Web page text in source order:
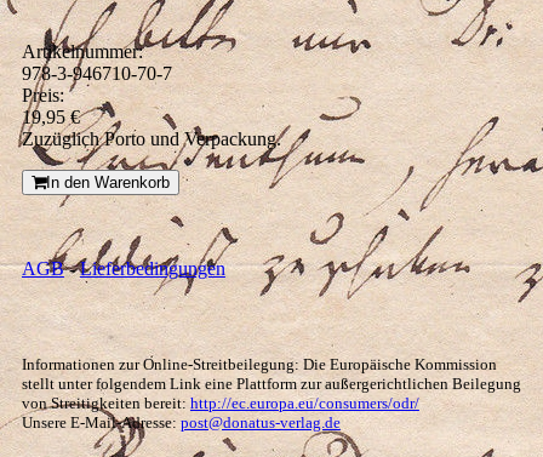
Artikelnummer:
978-3-946710-70-7
Preis:
19,95 €
Zuzüglich Porto und Verpackung.
In den Warenkorb
AGB-Lieferbedingungen
Informationen zur Online-Streitbeilegung: Die Europäische Kommission
stellt unter folgendem Link eine Plattform zur außergerichtlichen Beilegung
von Streitigkeiten bereit: http://ec.europa.eu/consumers/odr/
Unsere E-Mail-Adresse:post@donatus-verlag.de